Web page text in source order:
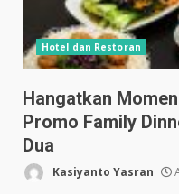
Hotel dan Restoran
Hangatkan
Promo Family
Dua
Kasiyanto Yasran